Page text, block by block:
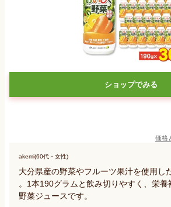
ショップでみる
価格
akemi(60代・女性)
大分県産の野菜やフルーツ果汁を使用し
。1本190グラムと飲み切りやすく、栄
野菜ジュースです。